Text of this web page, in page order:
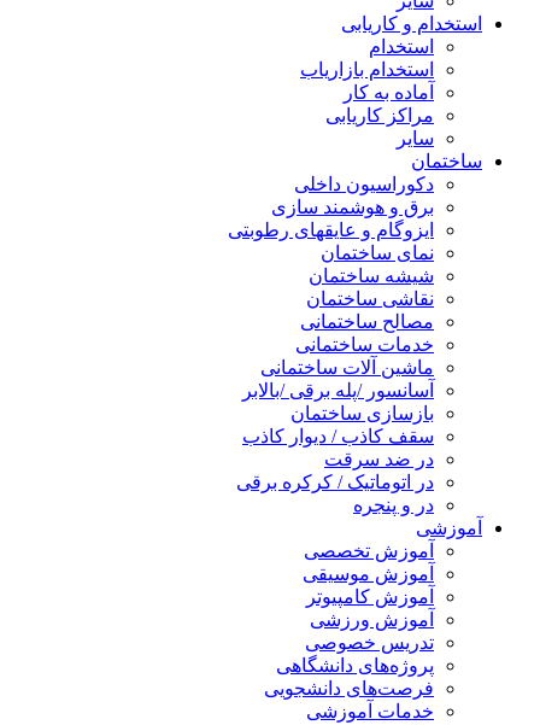
استخدام و کاریابی
استخدام
استخدام بازاریاب
آماده به کار
مراکز کاریابی
سایر
ساختمان
دکوراسیون داخلی
برق و هوشمند سازی
ایزوگام و عایقهای رطوبتی
نمای ساختمان
شیشه ساختمان
نقاشی ساختمان
مصالح ساختمانی
خدمات ساختمانی
ماشین آلات ساختمانی
آسانسور /پله برقی /بالابر
بازسازی ساختمان
سقف کاذب / دیوار کاذب
در ضد سرقت
در اتوماتیک / کرکره برقی
در و پنجره
آموزشی
آموزش تخصصی
آموزش موسیقی
آموزش کامپیوتر
آموزش ورزشی
تدریس خصوصی
پروژه‌های دانشگاهی
فرصت‌های دانشجویی
خدمات آموزشی